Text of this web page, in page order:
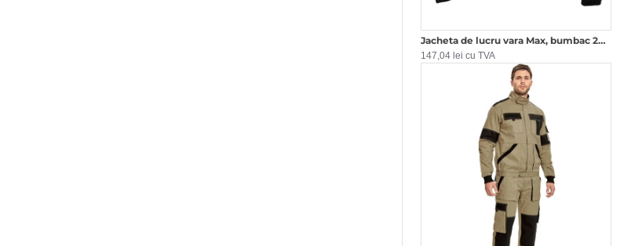
Jacheta de lucru vara Max, bumbac 200g/m2, Gri si negru
147,04 lei cu TVA